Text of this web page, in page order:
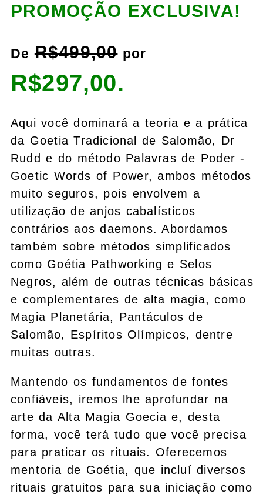
PROMOÇÃO EXCLUSIVA!
DeR$499,00por
R$297,00.
Aqui você dominará a teoria e a prática
da Goetia Tradicional de Salomão, Dr
Rudd e do método Palavras de Poder -
Goetic Words of Power, ambos métodos
muito seguros, pois envolvem a
utilização de anjos cabalísticos
contrários aos daemons. Abordamos
também sobre métodos simplificados
como Goétia Pathworking e Selos
Negros, além de outras técnicas básicas
e complementares de alta magia, como
Magia Planetária, Pantáculos de
Salomão, Espíritos Olímpicos, dentre
muitas outras.
Mantendo os fundamentos de fontes
confiáveis, iremos lhe aprofundar na
arte da Alta Magia Goecia e, desta
forma, você terá tudo que você precisa
para praticar os rituais. Oferecemos
mentoria de Goétia, que incluí diversos
rituais gratuitos para sua iniciação como